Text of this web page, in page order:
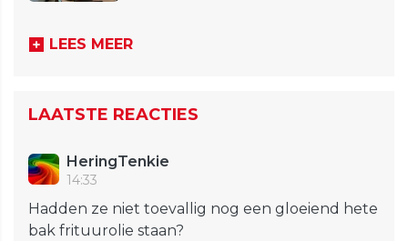
LEES MEER
LAATSTE REACTIES
HeringTenkie
14:33
Hadden ze niet toevallig nog een gloeiend hete
bak frituurolie staan?